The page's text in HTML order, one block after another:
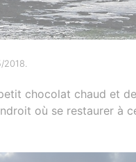
chocolat chaud et
où se restaurer à